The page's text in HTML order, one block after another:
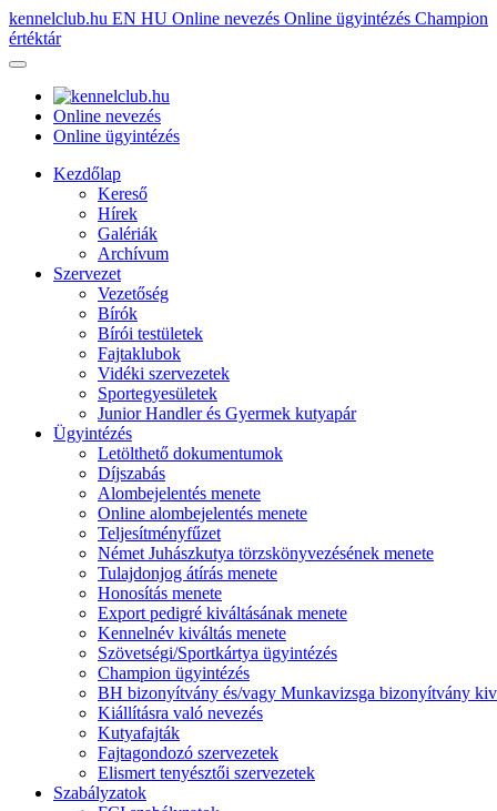
kennelclub.hu EN HU Online nevezés Online ügyintézés Champion
értéktár
Online nevezés
Online ügyintézés
Kezdőlap
Kereső
Hírek
Galériák
Archívum
Szervezet
Vezetőség
Bírók
Bírói testületek
Fajtaklubok
Vidéki szervezetek
Sportegyesületek
Junior Handler és Gyermek kutyapár
Ügyintézés
Letölthető dokumentumok
Díjszabás
Alombejelentés menete
Online alombejelentés menete
Teljesítményfűzet
Német Juhászkutya törzskönyvezésének menete
Tulajdonjog átírás menete
Honosítás menete
Export pedigré kiváltásának menete
Kennelnév kiváltás menete
Szövetségi/Sportkártya ügyintézés
Champion ügyintézés
BH bizonyítvány és/vagy Munkavizsga bizonyítvány
Kiállításra való nevezés
Kutyafajták
Fajtagondozó szervezetek
Elismert tenyésztői szervezetek
Szabályzatok